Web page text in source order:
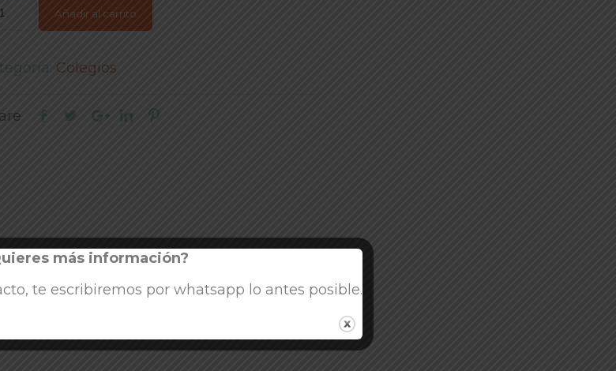
Añadir al carrito
Colegios
más información?
te escribiremos por whatsapp lo antes posible.